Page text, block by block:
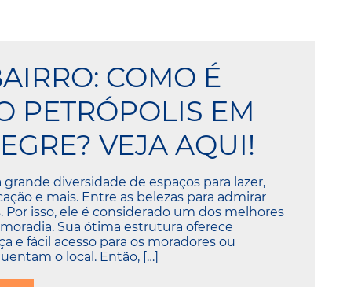
COMO É
PETRÓPOLIS EM
VEJA AQUI!
diversidade de espaços para lazer,
e mais. Entre as belezas para admirar
Por isso, ele é considerado um dos melhores
Sua ótima estrutura oferece
e fácil acesso para os moradores ou
o local. Então, […]